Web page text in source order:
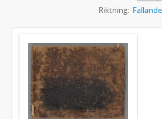
Riktning: Fallande